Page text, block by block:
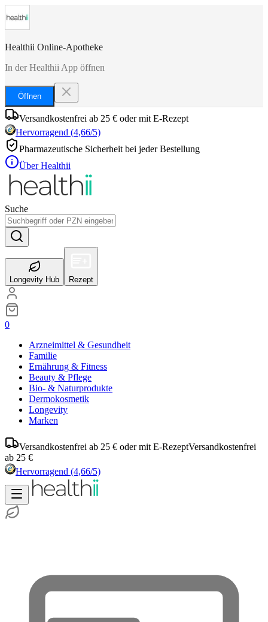
Healthii Online-Apotheke
In der Healthii App öffnen
Öffnen
Versandkostenfrei ab 25 € oder mit E-Rezept
Hervorragend (4,66/5)
Pharmazeutische Sicherheit bei jeder Bestellung
Über Healthii
Suche
Longevity Hub Rezept
0
Arzneimittel & Gesundheit
Familie
Ernährung & Fitness
Beauty & Pflege
Bio- & Naturprodukte
Dermokosmetik
Longevity
Marken
Versandkostenfrei ab 25 € oder mit E-RezeptVersandkostenfrei
ab 25 €
Hervorragend (4,66/5)